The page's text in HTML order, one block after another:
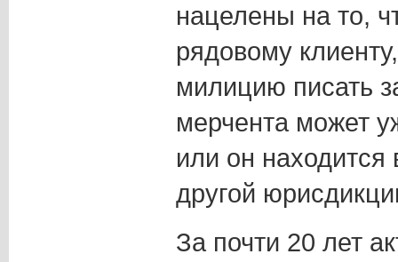
нацелены на то,
рядовому
милицию писать
мерчента может
или он находится
другой
За почти 20 лет